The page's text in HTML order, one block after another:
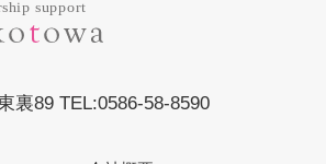
裏89 TEL:0586-58-8590